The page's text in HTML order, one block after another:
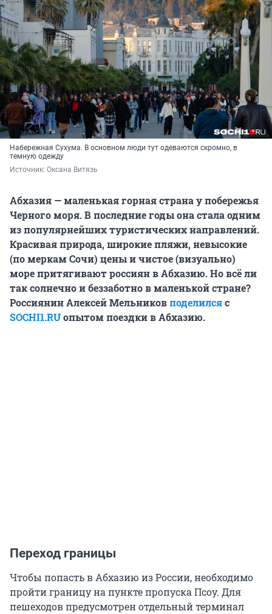
Набережная Сухума. В основном люди тут одеваются скромно, в
темную одежду
Источник: Оксана Витязь
Абхазия — маленькая горная страна у побережья
Черного моря. В последние годы она стала одним
из популярнейших туристических направлений.
Красивая природа, широкие пляжи, невысокие
(по меркам Сочи) цены и чистое (визуально)
море притягивают россиян в Абхазию. Но всё ли
так солнечно и беззаботно в маленькой стране?
Россиянин Алексей Мельниковподелилсяс
SOCHI1.RUопытом поездки в Абхазию.
Переход границы
Чтобы попасть в Абхазию из России, необходимо
пройти границу на пункте пропуска Псоу. Для
пешеходов предусмотрен отдельный терминал